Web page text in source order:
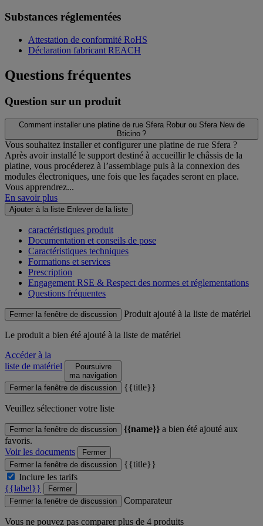
Substances réglementées
Attestation de conformité RoHS
Déclaration fabricant REACH
Questions fréquentes
Question sur un produit
Comment installer une platine de rue Sfera Robur ou Sfera New de
Bticino ?
Vous souhaitez installer et configurer une platine de rue Sfera ?
Après avoir installé le support destiné à accueillir le châssis de la
platine, vous procéderez à l’assemblage puis à la connexion des
modules électroniques, une fois que les façades seront en place.
Vous apprendrez...
En savoir plus
Ajouter à la liste Enlever de la liste
caractéristiques produit
Documentation et conseils de pose
Caractéristiques techniques
Formations et services
Prescription
Engagement RSE & Respect des normes et réglementations
Questions fréquentes
Fermer la fenêtre de discussion Produit ajouté à la liste de matériel
Le produita bien été ajouté à la liste de matériel
Accéder à la
liste de matériel
Poursuivre
ma navigation
Fermer la fenêtre de discussion
{{title}}
Veuillez sélectioner votre liste
Fermer la fenêtre de discussion {{name}} a bien été ajouté aux
favoris.
Voir les documents
Fermer
Fermer la fenêtre de discussion
{{title}}
Inclure les tarifs
{{label}}
Fermer
Fermer la fenêtre de discussion
Comparateur
Vous ne pouvez pas comparer plus de 4 produits